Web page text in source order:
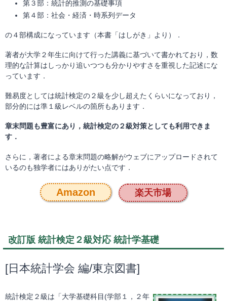
第３部：統計的推測の基礎事項
第４部：社会・経済・時系列データ
の４部構成になっています（本書「はしがき」より）．
著者が大学２年生に向けて行った講義に基づいて書かれており，数
理的な計算はしっかり追いつつも分かりやすさを重視した記述にな
っています．
難易度としては統計検定の２級を少し超えたくらいになっており，
部分的には準１級レベルの箇所もあります．
章末問題も豊富にあり，統計検定の２級対策としても利用できま
す．
さらに，著者による章末問題の略解がウェブにアップロードされて
いるのも独学者にはありがたい点です．
Amazon 楽天市場
改訂版 統計検定２級対応 統計学基礎
[日本統計学会 編/東京図書]
統計検定２級は「大学基礎科目(学部１，２年